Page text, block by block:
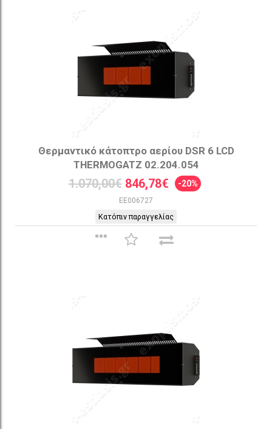
Θερμαντικό κάτοπτρο αερίου DSR 6 LCD
THERMOGATZ 02.204.054
1.070,00€ 846,78€ -20%
EE006727
Κατόπιν παραγγελίας